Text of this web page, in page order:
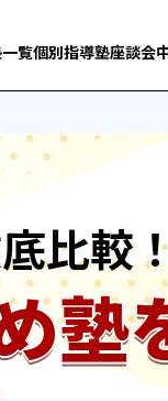
覧個別指導塾座談会
比較
塾